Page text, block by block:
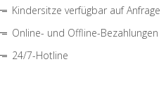
Kindersitze verfügbar auf Anfrage
Online- und Offline-Bezahlungen
24/7-Hotline